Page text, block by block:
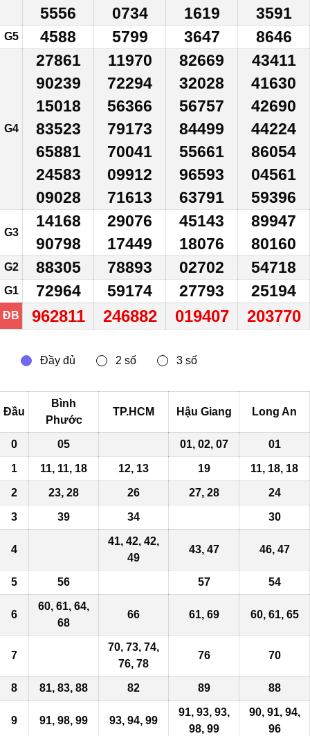
5556
0734
1619
3591
G5 4588 5799 3647 8646
G4
27861
90239
15018
83523
65881
24583
09028
11970
72294
56366
79173
70041
09912
71613
82669
32028
56757
84499
55661
96593
63791
43411
41630
42690
44224
86054
04561
59396
G3
14168
90798
29076
17449
45143
18076
89947
80160
G2 88305 78893 02702 54718
G1 72964 59174 27793 25194
ĐB 962811 246882 019407 203770
Đầu
Bình
Phước
TP.HCM Hậu Giang Long An
0 05 01, 02, 07 01
1 11, 11, 18 12, 13 19 11, 18, 18
2 23, 28 26 27, 28 24
3 39 34 30
4
41, 42, 42,
49
43, 47 46, 47
5 56 57 54
6
60, 61, 64,
68
66 61, 69 60, 61, 65
7
70, 73, 74,
76, 78
76 70
8 81, 83, 88 82 89 88
9 91, 98, 99 93, 94, 99
91, 93, 93,
98, 99
90, 91, 94,
96